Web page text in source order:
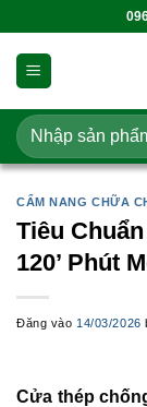
dung
Tìm
kiếm:
CẨM NANG CHỮA
Tiêu Chuẩn
120’ Phút
Đăng vào 14/03/2026
Cửa thép